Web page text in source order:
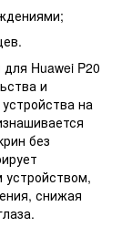
Huawei P20
и
на
без
устройством,
снижая